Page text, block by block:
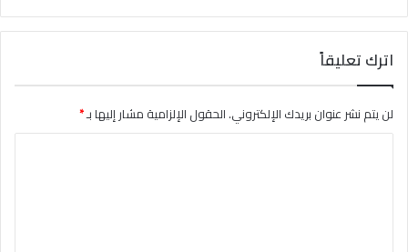
اترك تعليقاً
لن يتم نشر عنوان بريدك الإلكتروني.الحقول الإلزامية مشار إليها بـ*